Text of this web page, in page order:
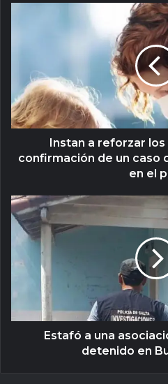
Instan a reforzar
confirmación de un caso
en el
Estafó a una
detenido en